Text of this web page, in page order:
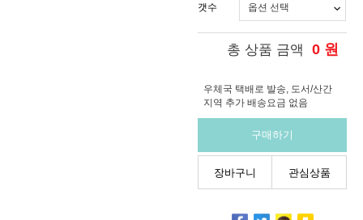
갯수
총 상품 금액 0 원
우체국 택배로 발송, 도서/산간
지역 추가 배송요금 없음
구매하기
장바구니 관심상품